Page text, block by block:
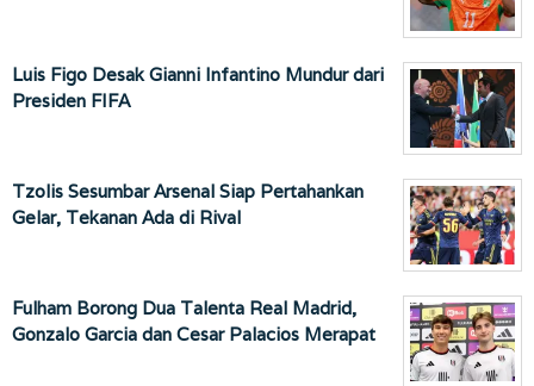
Luis Figo Desak Gianni Infantino Mundur dari
Presiden FIFA
Tzolis Sesumbar Arsenal Siap Pertahankan
Gelar, Tekanan Ada di Rival
Fulham Borong Dua Talenta Real Madrid,
Gonzalo Garcia dan Cesar Palacios Merapat